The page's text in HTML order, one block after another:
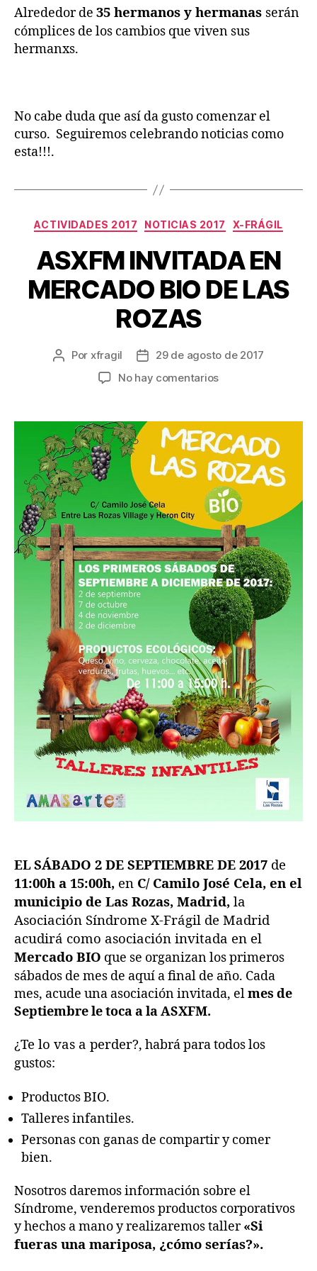
Alrededor de 35 hermanos y hermanas serán
cómplices de los cambios que viven sus
hermanxs.
No cabe duda que así da gusto comenzar el
curso. Seguiremos celebrando noticias como
esta!!!.
ACTIVIDADES 2017 NOTICIAS 2017 X-FRÁGIL
ASXFM INVITADA EN
MERCADO BIO DE LAS
ROZAS
Por xfragil
29 de agosto de 2017
No hay comentarios
ELSÁBADO 2 DE SEPTIEMBRE DE 2017 de
11:00h a 15:00h, en C/ Camilo José Cela, en el
municipio de Las Rozas, Madrid, la
Asociación Síndrome X-Frágil de Madrid
acudirá como asociación invitada en el
Mercado BIO que se organizan los primeros
sábados de mes de aquí a final de año. Cada
mes, acude una asociación invitada, elmes de
Septiembre le toca a la ASXFM.
¿Te lo vas a perder?, habrá para todos los
gustos:
Productos BIO.
Talleres infantiles.
Personas con ganas de compartir y comer
bien.
Nosotros daremos información sobre el
Síndrome, venderemos productos corporativos
y hechos a mano y realizaremos taller«Si
fueras una mariposa, ¿cómo serías?».